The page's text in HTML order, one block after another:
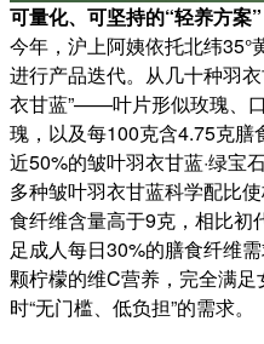
可量化、可坚持的“轻养方案
今年，沪上阿姨依托北纬35°
进行产品迭代。从几十种羽
衣甘蓝”——叶片形似玫瑰、
瑰，以及每100克含4.75克膳
近50%的皱叶羽衣甘蓝·绿宝石
多种皱叶羽衣甘蓝科学配比
食纤维含量高于9克，相比初
足成人每日30%的膳食纤维
颗柠檬的维C营养，完全满
时“无门槛、低负担”的需求。